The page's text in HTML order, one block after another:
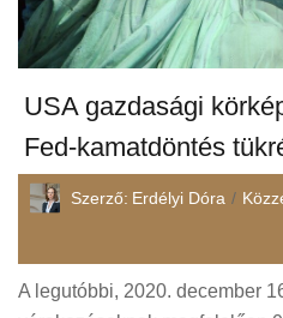
USA gazdasági
Fed-kamatdöntés
Szerző: Erdélyi Dóra
A legutóbbi, 2020. december